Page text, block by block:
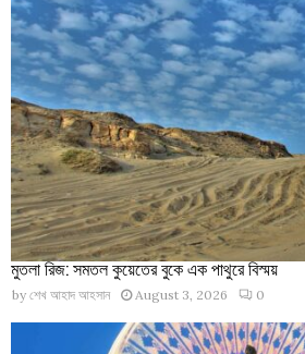
মুতলা রিজ: সমতল কুয়েতের বুকে এক পাথুরে বিস্ময়
by শেখ আহাদ আহসান August 3, 2026 0